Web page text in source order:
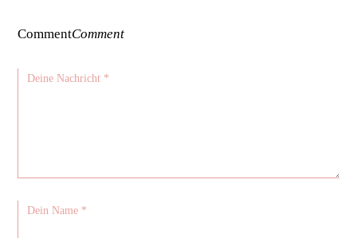
CommentComment